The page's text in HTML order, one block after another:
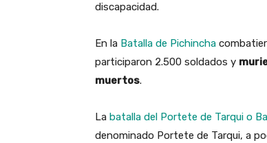
discapacidad.
En la Batalla de Pichincha
participaron 2.500 soldados y
muertos.
La batalla del Portete de Tarqui o
denominado Portete de Tarqui, a